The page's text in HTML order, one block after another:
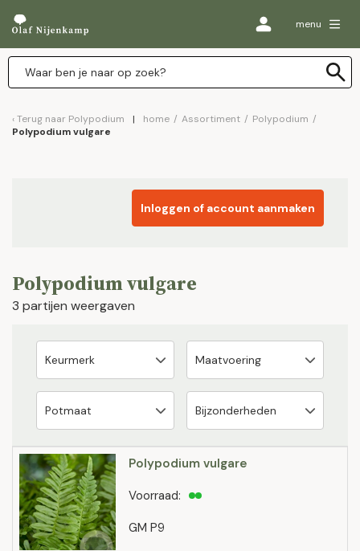
menu
Terug naar Polypodium home / Assortiment / Polypodium /
Polypodium vulgare
Inloggen of account aanmaken
Polypodium vulgare
3 partijen weergaven
Polypodium vulgare
GM P9
Voorraad: